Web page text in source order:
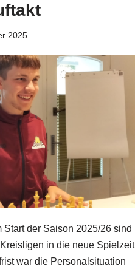
2025
Start der Saison 2025/26 sind
in die neue Spielzeit
war die Personalsituation